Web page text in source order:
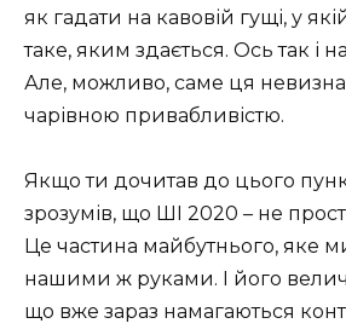
як гадати на кавовій гущі, у
таке, яким здається. Ось так і
Але, можливо, саме ця
чарівною привабливістю.
Якщо ти дочитав до цього
зрозумів, що ШІ 2020 – не
Це частина майбутнього, яке
нашими ж руками. І його
що вже зараз намагаються